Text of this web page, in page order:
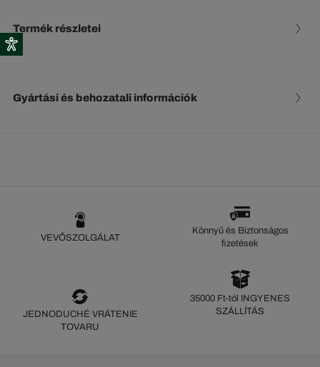
Termék részletei
Gyártási és behozatali információk
VEVŐSZOLGÁLAT
Könnyű és Biztonságos
fizetések
JEDNODUCHÉ VRÁTENIE
TOVARU
35000 Ft-tól INGYENES
SZÁLLÍTÁS